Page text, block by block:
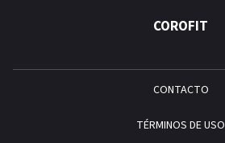
COROFIT
CONTACTO
TÉRMINOS DE USO